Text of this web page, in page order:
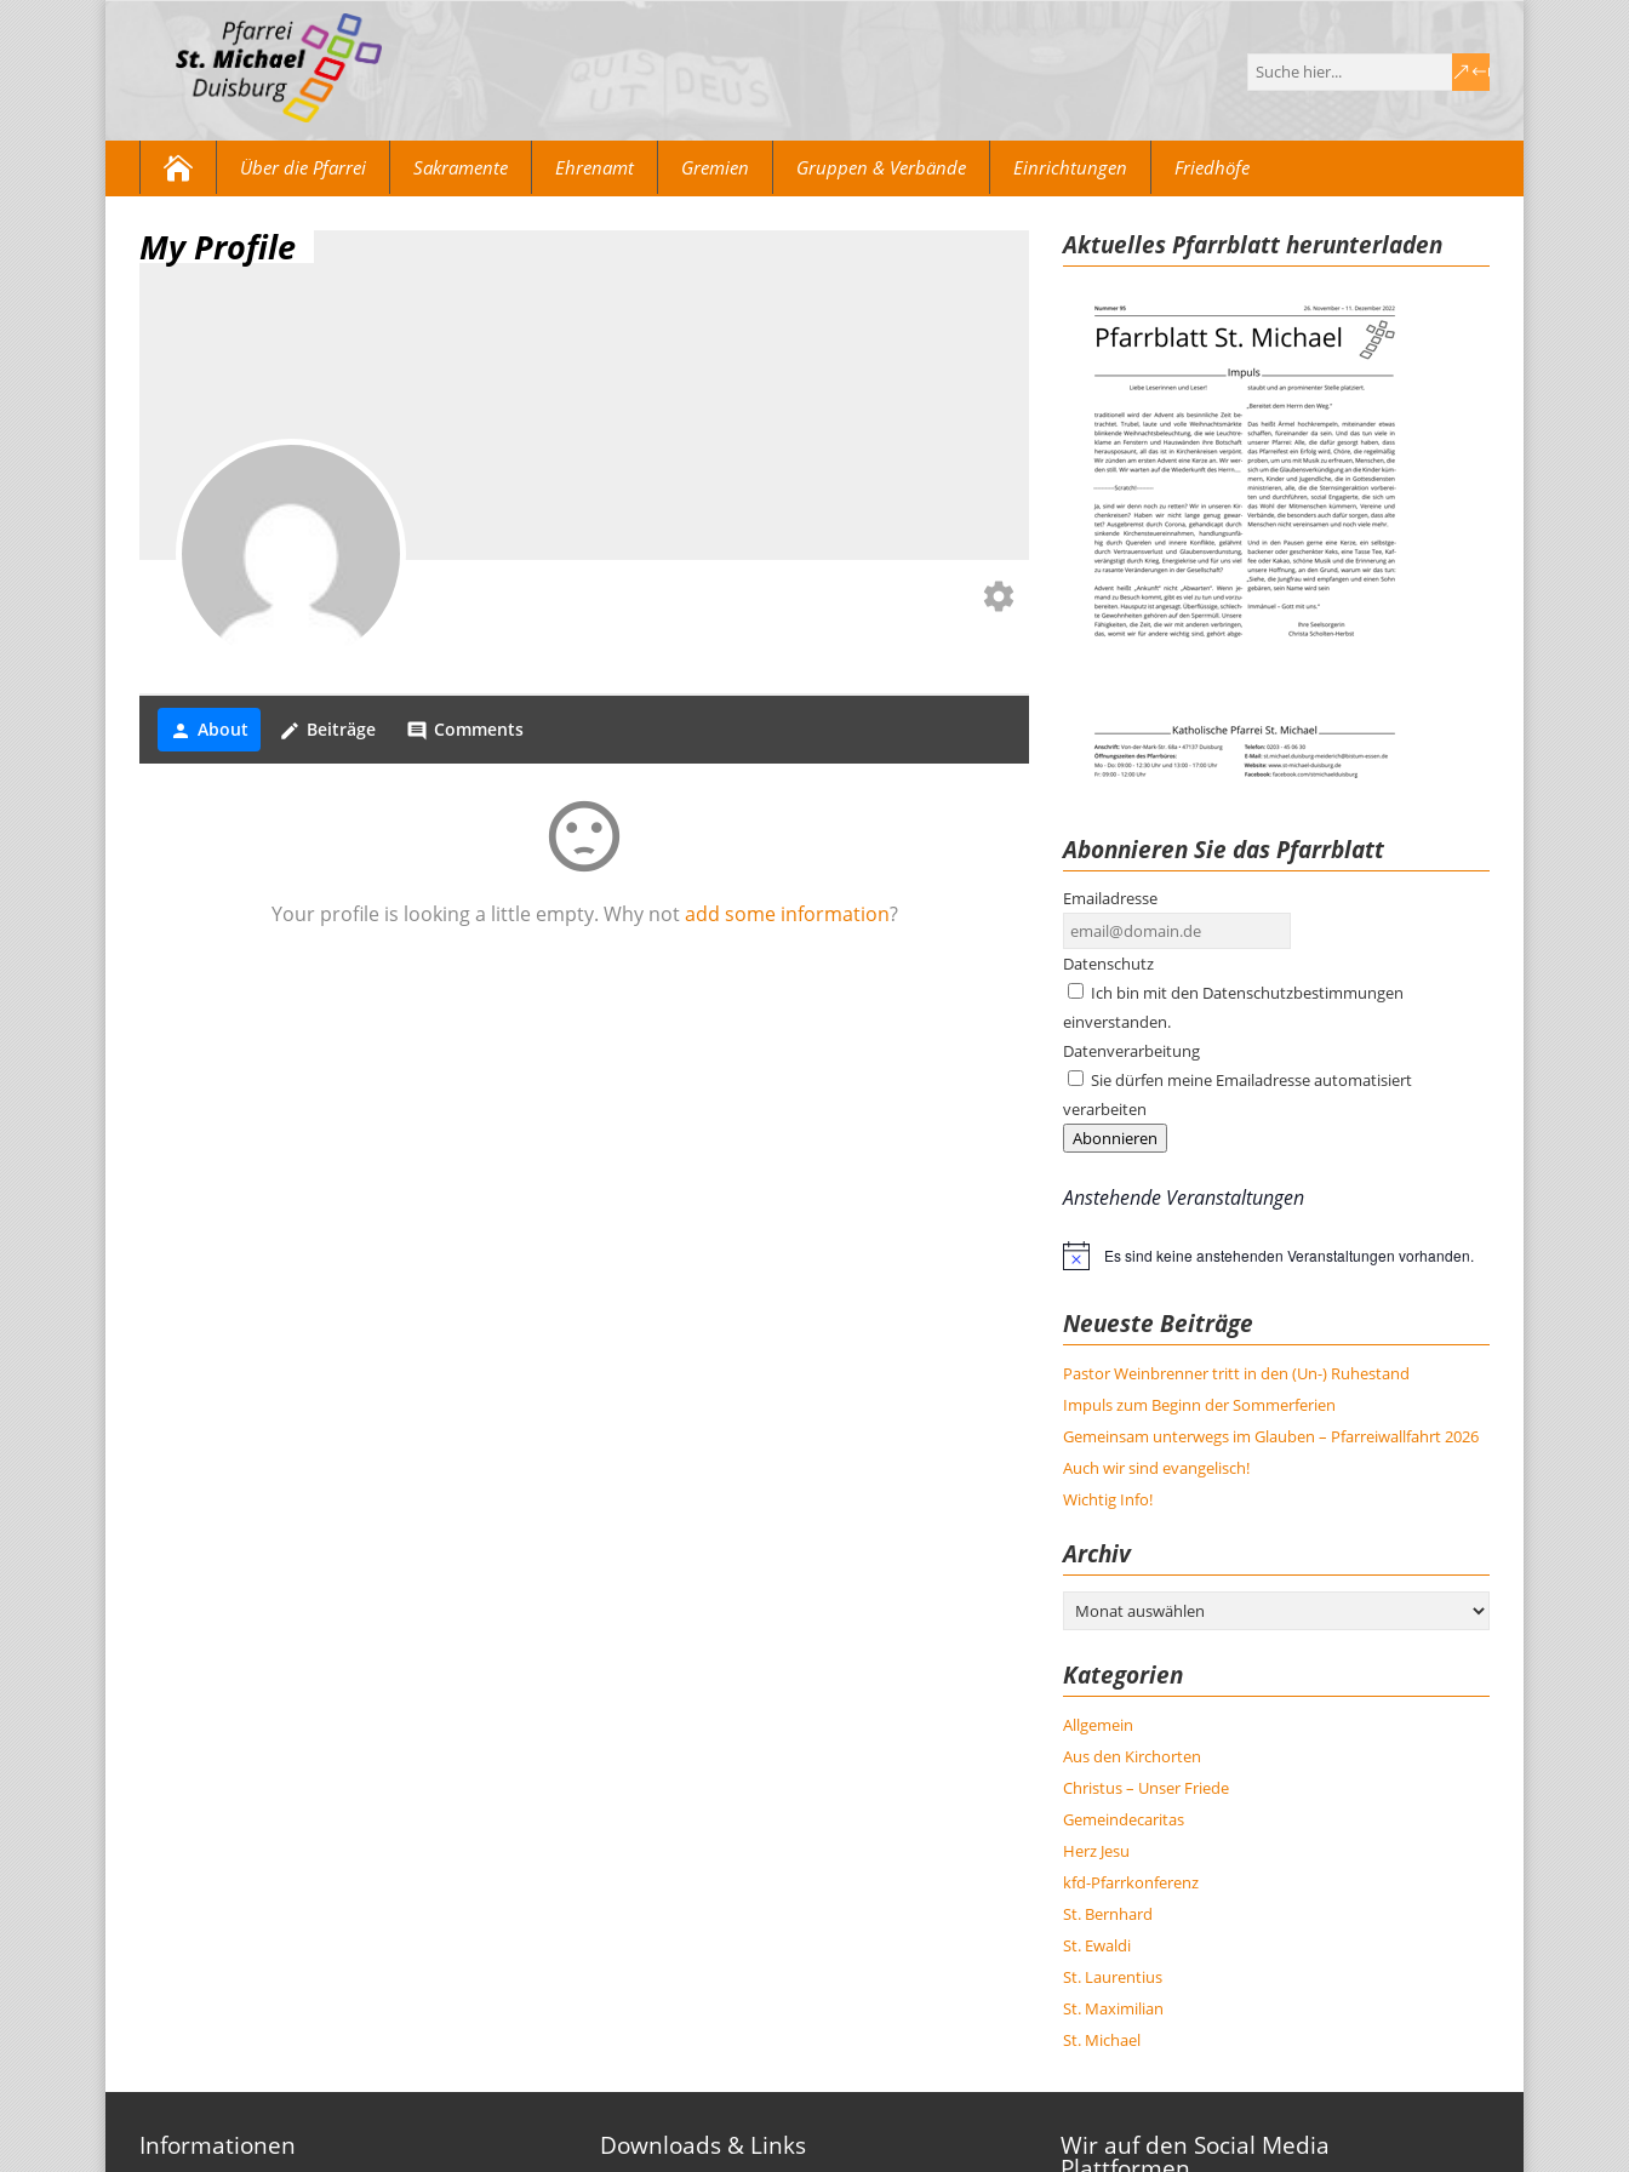
Über die Pfarrei Sakramente Ehrenamt Gremien Gruppen & Verbände Einrichtungen Friedhöfe
My Profile
settings
person About create Beiträge comment Comments
sentiment_dissatisfied
Your profile is looking a little empty. Why notadd some information?
Aktuelles Pfarrblatt herunterladen
Abonnieren Sie das Pfarrblatt
Emailadresse
Datenschutz
Ich bin mit den Datenschutzbestimmungen
einverstanden.
Datenverarbeitung
Sie dürfen meine Emailadresse automatisiert
verarbeiten
Abonnieren
Anstehende Veranstaltungen
HinweisEs sind keine anstehenden Veranstaltungen vorhanden.
Neueste Beiträge
Pastor Weinbrenner tritt in den (Un-) Ruhestand
Impuls zum Beginn der Sommerferien
Gemeinsam unterwegs im Glauben – Pfarreiwallfahrt 2026
Auch wir sind evangelisch!
Wichtig Info!
Archiv
Archiv
Kategorien
Allgemein
Aus den Kirchorten
Christus – Unser Friede
Gemeindecaritas
Herz Jesu
kfd-Pfarrkonferenz
St. Bernhard
St. Ewaldi
St. Laurentius
St. Maximilian
St. Michael
Informationen Downloads & Links Wir auf den Social Media